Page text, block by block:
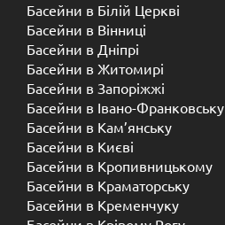
Басейни в Білій Церкві
Басейни в Вінниці
Басейни в Дніпрі
Басейни в Житомирі
Басейни в Запоріжжі
Басейни в Івано-Франковську
Басейни в Кам’янську
Басейни в Києві
Басейни в Кропивницькому
Басейни в Краматорську
Басейни в Кременчуку